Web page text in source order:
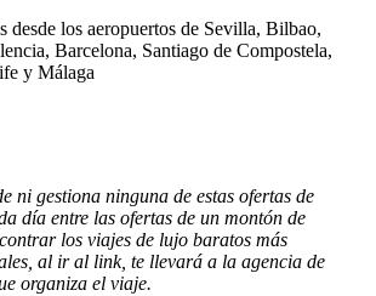
desde los aeropuertos de Sevilla, Bilbao,
Barcelona, Santiago de Compostela,
y Málaga
ni gestiona ninguna de estas ofertas de
día entre las ofertas de un montón de
los viajes de lujo baratos más
al ir al link, te llevará a la agencia de
organiza el viaje.